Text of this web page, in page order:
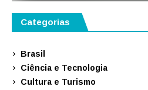
Categorias
Brasil
Ciência e Tecnologia
Cultura e Turismo